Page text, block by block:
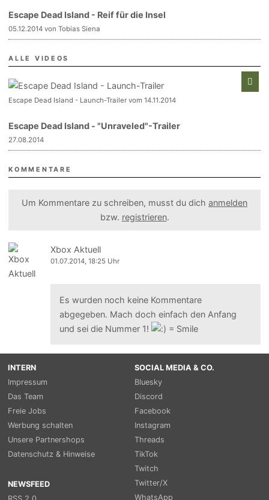
Escape Dead Island - Reif für die Insel
05.12.2014 von Tobias Siena
ALLE VIDEOS
Escape Dead Island - Launch-Trailer vom 14.11.2014
Escape Dead Island - "Unraveled"-Trailer
27.08.2014
KOMMENTARE
Um Kommentare zu schreiben, musst du dich anmelden
bzw. registrieren.
Xbox Aktuell
01.07.2014, 18:25 Uhr
Es wurden noch keine Kommentare
abgegeben. Mach doch einfach den Anfang
und sei die Nummer 1!
INTERN
Impressum
Das Team
Freie Jobs
Werbung schalten
Unsere Partnershops
Datenschutz & Hinweise
NEWSFEED
SOCIAL MEDIA & CO.
Bluesky
Discord
Facebook
Instagram
Threads
TikTok
Twitch
Twitter/X
WhatsApp